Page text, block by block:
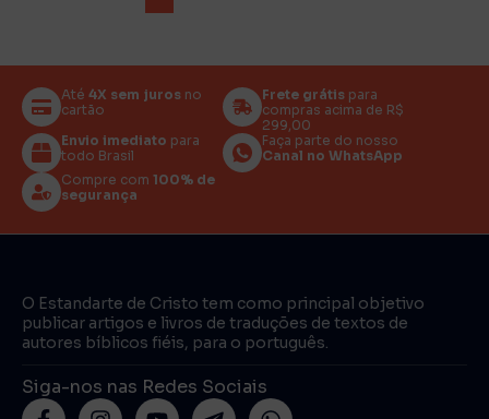
Até 4X sem juros no
cartão
Frete grátis para
compras acima de R$
299,00
Envio imediato para
todo Brasil
Faça parte do nosso
Canal no WhatsApp
Compre com 100% de
segurança
O Estandarte de Cristo tem como principal objetivo
publicar artigos e livros de traduções de textos de
autores bíblicos fiéis, para o português.
Siga-nos nas Redes Sociais